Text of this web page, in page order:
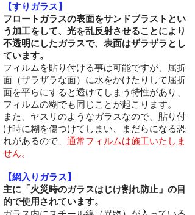
【すりガラス】
フロートガラスの表面をサンドブラストとい
う加工をして、光を乱反射させることにより
不透明にしたガラスで、表面はザラザラとし
ています。
フィルムを貼り付ける事は可能ですが、屈折
面（ザラザラな面）に水をかけたりして屈折
面を平らにすると透けてしまう特性があり、
フィルムの糊でも同じことが起こります。
また、ヤスリのようなガラスなので、貼り付
け時に糊を傷つけてしまい、まだらになる恐
れがあるので、 通常フィルムは施工いたしま
せん。
【網入りガラス】
主に「火災時のガラスはじけ割れ防止」の目
的で使用されています。